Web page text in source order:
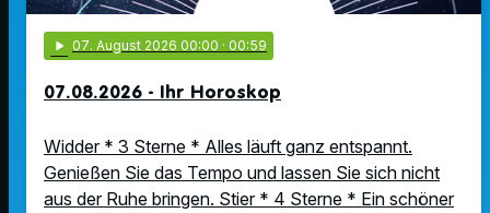
play_arrow 07. August 2026 00:00 · 00:59
07.08.2026 - Ihr Horoskop
Widder * 3 Sterne * Alles läuft ganz entspannt.
Genießen Sie das Tempo und lassen Sie sich nicht
aus der Ruhe bringen. Stier * 4 Sterne * Ein schöner